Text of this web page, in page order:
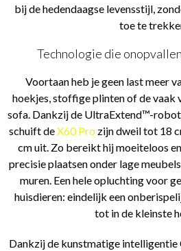
bij de hedendaagse levensstijl,
toe te
Technologie die
Voortaan heb je geen last meer
hoekjes, stoffige plinten of de vaak
sofa. Dankzij de UltraExtend™-
schuift deX60 Pro zijn dweil tot 18
cm uit. Zo bereikt hij moeiteloos
precisie plaatsen onder lage
muren. Een hele opluchting voor
huisdieren: eindelijk een
tot in de kleinste
Dankzij de kunstmatige intelligentie